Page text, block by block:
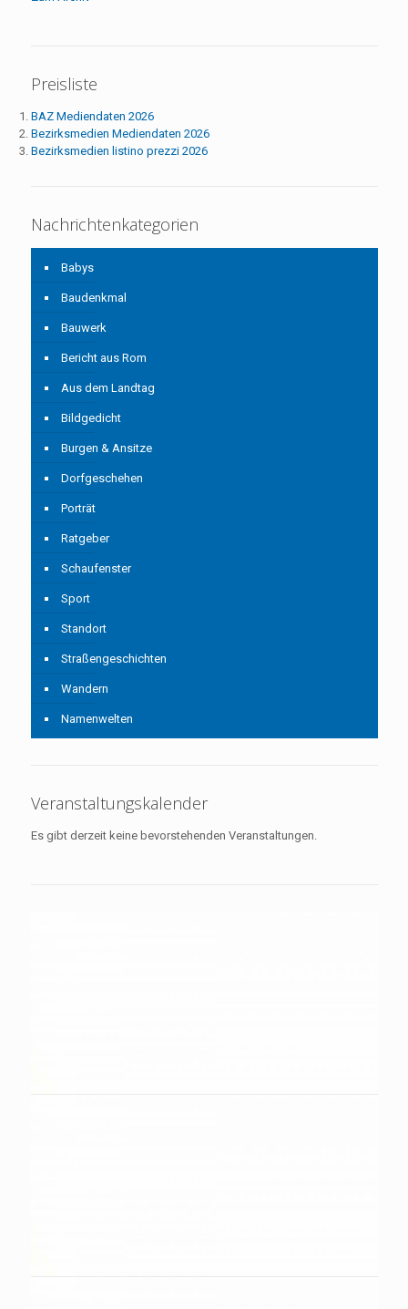
Preisliste
BAZ Mediendaten 2026
Bezirksmedien Mediendaten 2026
Bezirksmedien listino prezzi 2026
Nachrichtenkategorien
Babys
Baudenkmal
Bauwerk
Bericht aus Rom
Aus dem Landtag
Bildgedicht
Burgen & Ansitze
Dorfgeschehen
Porträt
Ratgeber
Schaufenster
Sport
Standort
Straßengeschichten
Wandern
Namenwelten
Veranstaltungskalender
Es gibt derzeit keine bevorstehenden Veranstaltungen.